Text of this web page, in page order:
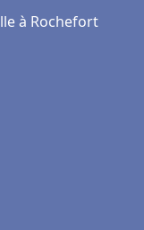
à Rochefort